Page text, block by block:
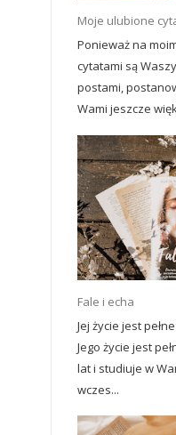
Moje ulubione
Ponieważ na
cytatami są
postami,
Wami jeszcze
Fale i echa
Jej życie jest
Jego życie jest
lat i studiuje w
wczes...